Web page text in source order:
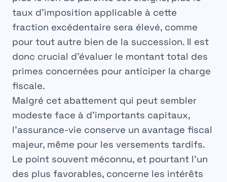
taux d’imposition applicable à cette
fraction excédentaire sera élevé, comme
pour tout autre bien de la succession. Il est
donc crucial d’évaluer le montant total des
primes concernées pour anticiper la charge
fiscale.
Malgré cet abattement qui peut sembler
modeste face à d’importants capitaux,
l’assurance-vie conserve un avantage fiscal
majeur, même pour les versements tardifs.
Le point souvent méconnu, et pourtant l’un
des plus favorables, concerne les intérêts